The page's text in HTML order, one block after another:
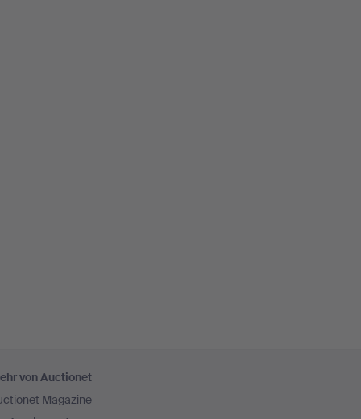
von Auctionet
Magazine